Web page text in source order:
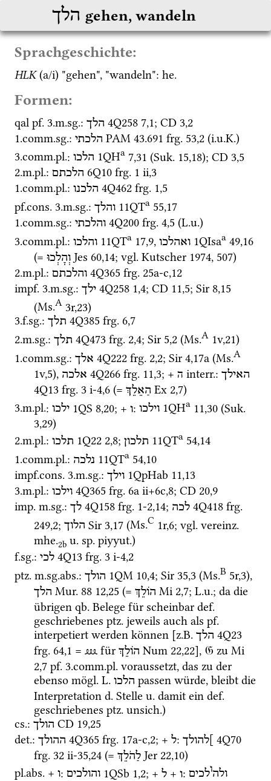
הלך gehen, wandeln
Sprachgeschichte:
HLK (a/i) "gehen", "wandeln": he.
Formen:
qal pf. 3.m.sg.: הלך 4Q258 7,1; CD 3,2
1.comm.sg.: הלכתי PAM 43.691 frg. 53,2 (i.u.K.)
3.comm.pl.: הלכו 1QHa 7,31 (Suk. 15,18); CD 3,5
2.m.pl.: הלכתם 6Q10 frg. 1 ii,3
1.comm.pl.: הלכנו 4Q462 frg. 1,5
pf.cons. 3.m.sg.: והלך 11QTa 55,17
1.comm.sg.: והלכתי 4Q200 frg. 4,5 (L.u.)
3.comm.pl.: והלכו 11QTa 17,9, ואהלכו 1QIsaa 49,16
(= וְהָלְכוּ Jes 60,14; vgl. Kutscher 1974, 507)
2.m.pl.: והלכתם 4Q365 frg. 25a-c,12
impf. 3.m.sg.: ילך 4Q258 1,4; CD 11,5; Sir 8,15
(Ms.A 3r,23)
3.f.sg.: תלך 4Q385 frg. 6,7
2.m.sg.: תלך 4Q473 frg. 2,4; Sir 5,2 (Ms.A 1v,21)
1.comm.sg.: אלך 4Q222 frg. 2,2; Sir 4,17a (Ms.A
1v,5), אלכה 4Q266 frg. 11,3; + ה interr.: האילך
4Q13 frg. 3 i-4,6 (= הַאֵלֵךְ Ex 2,7)
3.m.pl.: ילכו 1QS 8,20; + ו: וילכו 1QHa 11,30 (Suk.
3,29)
2.m.pl.: תלכו 1Q22 2,8; תלכון 11QTa 54,14
1.comm.pl.: נלכה 11QTa 54,10
impf.cons. 3.m.sg.: וילך 1QpHab 11,13
3.m.pl.: וילכו 4Q365 frg. 6a ii+6c,8; CD 20,9
imp. m.sg.: לך 4Q158 frg. 1-2,14; לכה 4Q418 frg.
249,2; הלוך Sir 3,17 (Ms.C 1r,6; vgl. vereinz.
mhe.2b u. sp. piyyut.)
f.sg.: לכי 4Q13 frg. 3 i-4,2
ptz. m.sg.abs.: הולך 1QM 10,4; Sir 35,3 (Ms.B 5r,3)
הלך Mur. 88 12,25 (= הוֹלֵךְ Mi 2,7; L.u.; da die
übrigen qb. Belege für scheinbar def.
geschriebenes ptz. jeweils auch als pf.
interpetiert werden können [z.B. הלך 4Q23
frg. 64,1 = ⅏ für הוֹלֵךְ Num 22,22], 𝔊 zu Mi
2,7 pf. 3.comm.pl. voraussetzt, das zu der
ebenso mögl. L. הלכו passen würde, bleibt die
Interpretation d. Stelle u. damit ein def.
geschriebenes ptz. unsich.)
cs.: הולך CD 19,25
det.: ההולך 4Q365 frg. 17a-c,2; + ל: ]להולך 4Q70
frg. 32 ii-35,24 (= לַהֹלֵךְ Jer 22,10)
pl.abs. + ו: והולכים 1QSb 1,2; + ל + ו: ולהולכים